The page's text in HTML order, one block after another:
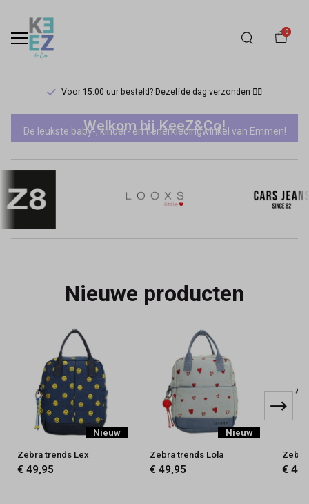
0
Voor 15:00 uur besteld? Dezelfde dag verzonden 🏃‍♀️
Keez&CoWelkom bij KeeZ&Co!
De leukste baby-, kinder- en tienerkledingwinkel van Emmen!
Nieuwe producten
Nieuw
Zebra trends Lex
€ 49,95
Nieuw
Zebra trends Lola
€ 49,95
Zebra
€